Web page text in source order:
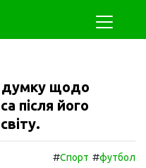
думку щодо
після його
#Спорт #футбол